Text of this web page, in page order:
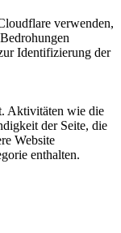
verwenden,
Identifizierung der
Aktivitäten wie die
der Seite, die
Website
enthalten.